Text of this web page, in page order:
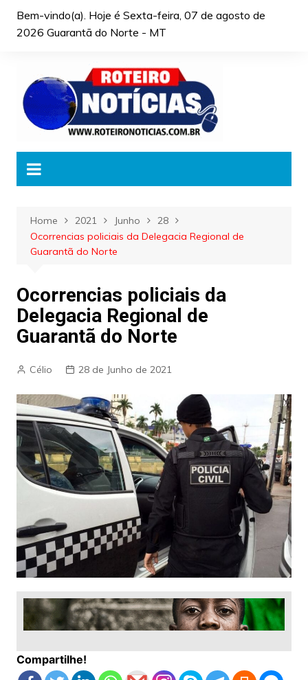
Bem-vindo(a). Hoje é Sexta-feira, 07 de agosto de
2026 Guarantã do Norte - MT
Home 2021 Junho
28
Ocorrencias policiais da Delegacia Regional de
Guarantã do Norte
Ocorrencias policiais da
Delegacia Regional de
Guarantã do Norte
Célio 28 de Junho de 2021
Compartilhe!